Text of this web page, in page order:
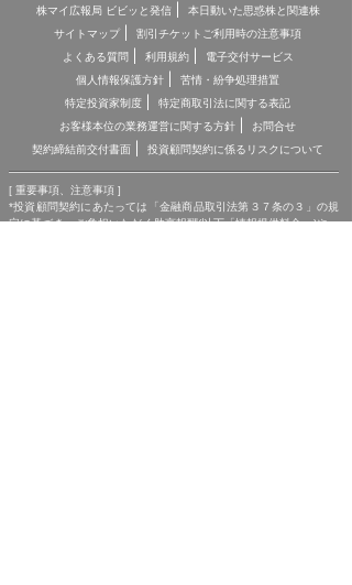
株マイ広報局 ビビッと発信
本日動いた思惑株と関連株
サイトマップ
割引チケットご利用時の注意事項
よくある質問
利用規約
電子交付サービス
個人情報保護方針
苦情・紛争処理措置
特定投資家制度
特定商取引法に関する表記
お客様本位の業務運営に関する方針
お問合せ
契約締結前交付書面
投資顧問契約に係るリスクについて
[ 重要事項、注意事項 ]
*投資顧問契約にあたっては「金融商品取引法第３７条の３」の規
定に基づき、ご負担いただく助言報酬(以下「情報提供料金」)や、